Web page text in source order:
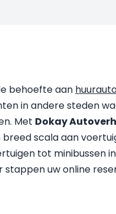
behoefte aan
in andere steden
Met Dokay
scala aan
tot minibussen
uw online